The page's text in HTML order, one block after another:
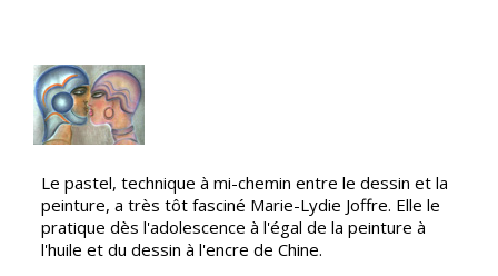
Le pastel, technique à mi-chemin entre le dessin et la
peinture, a très tôt fasciné Marie-Lydie Joffre. Elle le
pratique dès l'adolescence à l'égal de la peinture à
l'huile et du dessin à l'encre de Chine.